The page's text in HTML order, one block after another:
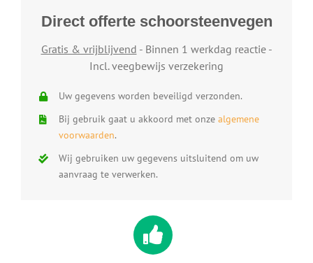
Direct offerte schoorsteenvegen
Gratis & vrijblijvend - Binnen 1 werkdag reactie -
Incl. veegbewijs verzekering
Uw gegevens worden beveiligd verzonden.
Bij gebruik gaat u akkoord met onze algemene
voorwaarden.
Wij gebruiken uw gegevens uitsluitend om uw
aanvraag te verwerken.